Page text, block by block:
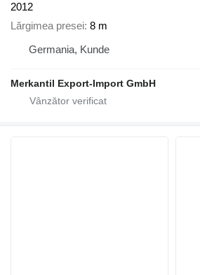
2012
Lărgimea presei 8 m
Germania, Kunde
Merkantil Export-Import GmbH